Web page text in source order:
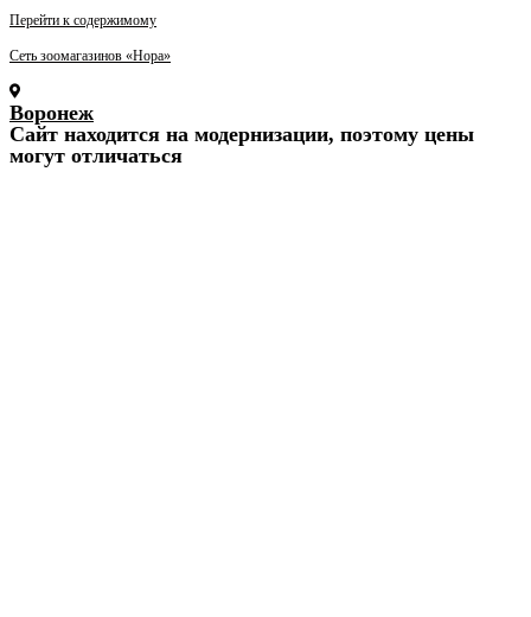
Перейти к содержимому
Сеть зоомагазинов «Нора»
Воронеж
Cайт находится на модернизации, поэтому цены
могут отличаться